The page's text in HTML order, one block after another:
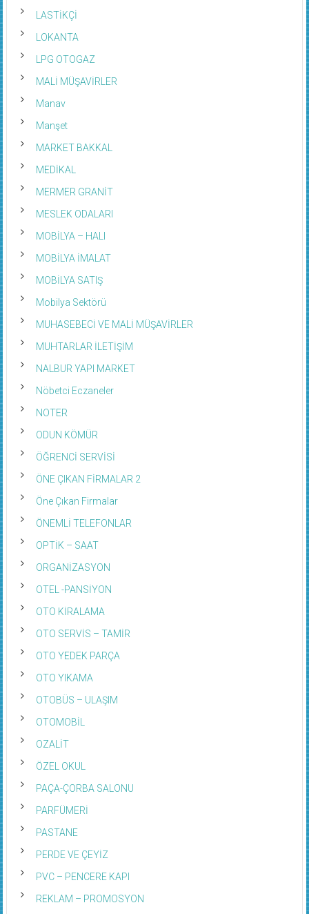
LASTİKÇİ
LOKANTA
LPG OTOGAZ
MALİ MÜŞAVİRLER
Manav
Manşet
MARKET BAKKAL
MEDİKAL
MERMER GRANİT
MESLEK ODALARI
MOBİLYA – HALI
MOBİLYA İMALAT
MOBİLYA SATIŞ
Mobilya Sektörü
MUHASEBECİ VE MALİ MÜŞAVİRLER
MUHTARLAR İLETİŞİM
NALBUR YAPI MARKET
Nöbetci Eczaneler
NOTER
ODUN KÖMÜR
ÖĞRENCİ SERVİSİ
ÖNE ÇIKAN FİRMALAR 2
Öne Çıkan Firmalar
ÖNEMLİ TELEFONLAR
OPTİK – SAAT
ORGANİZASYON
OTEL -PANSİYON
OTO KİRALAMA
OTO SERVİS – TAMİR
OTO YEDEK PARÇA
OTO YIKAMA
OTOBÜS – ULAŞIM
OTOMOBİL
OZALİT
ÖZEL OKUL
PAÇA-ÇORBA SALONU
PARFÜMERİ
PASTANE
PERDE VE ÇEYİZ
PVC – PENCERE KAPI
REKLAM – PROMOSYON